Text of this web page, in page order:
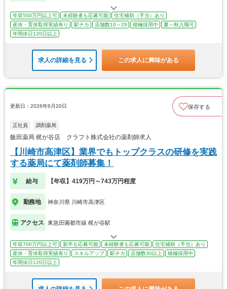
年収550万円以上可 未経験者も応募可能
住宅補助（手当）あり
産休・育休取得実績有り
駅チカ 店舗数10～29 積極採用中
夏～秋入職可
年間休日120日以上
求人の詳細を見る この求人に興味がある
更新日：2026年6月20日 保存する
正社員 調剤薬局
飯田薬局 梶が谷店 クラフト株式会社の薬剤師求人
【川崎市高津区】業界でもトップクラスの研修を実践
する薬局にて薬剤師募集！
給与 【年収】419万円～743万円程度
勤務地 神奈川県 川崎市高津区
アクセス 東急田園都市線 梶が谷駅
年収700万円以上可 新卒も応募可能 未経験者も応募可能
住宅補助（手当）あり
産休・育休取得実績有り
スキルアップ 駅チカ 店舗数30以上
積極採用中
年間休日120日以上